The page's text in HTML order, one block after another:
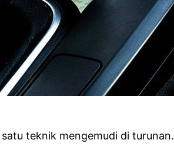
satu teknik mengemudi di turunan.